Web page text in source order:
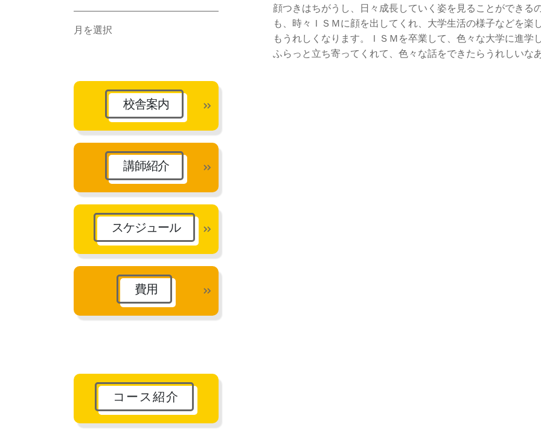
顔つきはちがうし、日々成長していく姿を見ることができる
も、時々ＩＳＭに顔を出してくれ、大学生活の様子などを楽
もうれしくなります。ＩＳＭを卒業して、色々な大学に進学
ふらっと立ち寄ってくれて、色々な話をできたらうれしいな
ア
ブ
校舎案内
講師紹介
スケジュール
費用
コース紹介